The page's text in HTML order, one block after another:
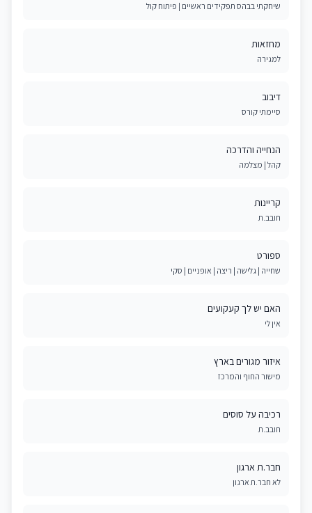
שיחקתי בבהס תפקידים ראשיים | פיתוח קול
מחזאות
למגירה
דיבוב
סיימתי קורס
הנחייה והדרכה
קהל | מצלמה
קריינות
חובב.ת
ספורט
שחייה | גלישה | ריצה | אופניים | סקי
האם יש לך קעקועים
אין לי
איזור מגורים בארץ
מישור החוף והמרכז
רכיבה על סוסים
חובב.ת
חבר.ת ארגון
לא חבר.ת ארגון